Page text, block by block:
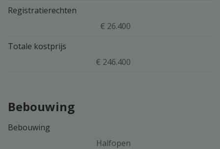
Registratierechten
€ 26.400
Totale kostprijs
€ 246.400
Bebouwing
Bebouwing
Halfopen